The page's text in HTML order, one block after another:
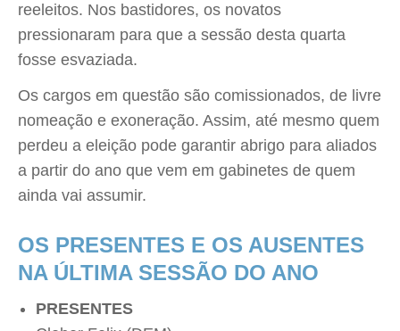
reeleitos. Nos bastidores, os novatos
pressionaram para que a sessão desta quarta
fosse esvaziada.
Os cargos em questão são comissionados, de livre
nomeação e exoneração. Assim, até mesmo quem
perdeu a eleição pode garantir abrigo para aliados
a partir do ano que vem em gabinetes de quem
ainda vai assumir.
OS PRESENTES E OS AUSENTES
NA ÚLTIMA SESSÃO DO ANO
PRESENTES